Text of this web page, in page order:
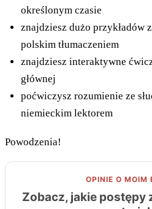
określonym czasie
znajdziesz dużo przykładów
polskim tłumaczeniem
znajdziesz interaktywne
głównej
poćwiczysz rozumienie ze
niemieckim lektorem
Powodzenia!